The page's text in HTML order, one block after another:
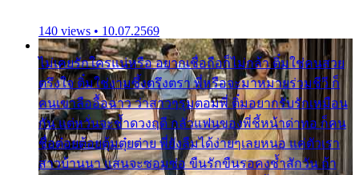
140 views • 10.07.2569
ไม่เคยรักใครแน่หรือ อยากเชื่อถือก็ไม่กล้า ติ๋มใช่คนสวย
ตรึงใจ ติ๋มใช่งามซึ้งตรึงตรา พี่หรือจะมาหมายร่วมชีวี ก็
คนเขาลืออื้อฉาว ว่าสาวๆรุมตอมพี่ ติ๋มอยากรับรักเหมือน
กัน แต่หวั่นจะช้ำดวงฤดี กลัวแฟนของพี่ชี้หน้าด่าทอ ก็คน
ชื่อต๋อยต้อยตุ้มตุ๋ยต่าย พี่ยังลืมได้ง่ายๆเลยหนอ แค่ตัวเรา
สาวบ้านนา แสนจะซอมซ่อ ขืนรักขืนรอคงช้ำสักวัน ถ้า